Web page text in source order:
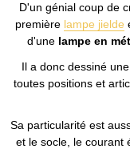
D'un génial coup de
première lampe jielde
d'unelampe en
Il a donc dessiné une
toutes positions et
Sa particularité est
et le socle, le courant